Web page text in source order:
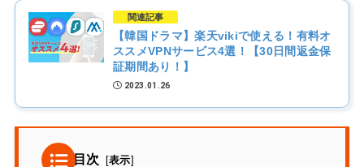
関連記事
【韓国ドラマ】楽天vikiで使える！有料オ
ススメVPNサービス4選！【30日間返金保
証期間あり！】
2023.01.26
目次 [表示]